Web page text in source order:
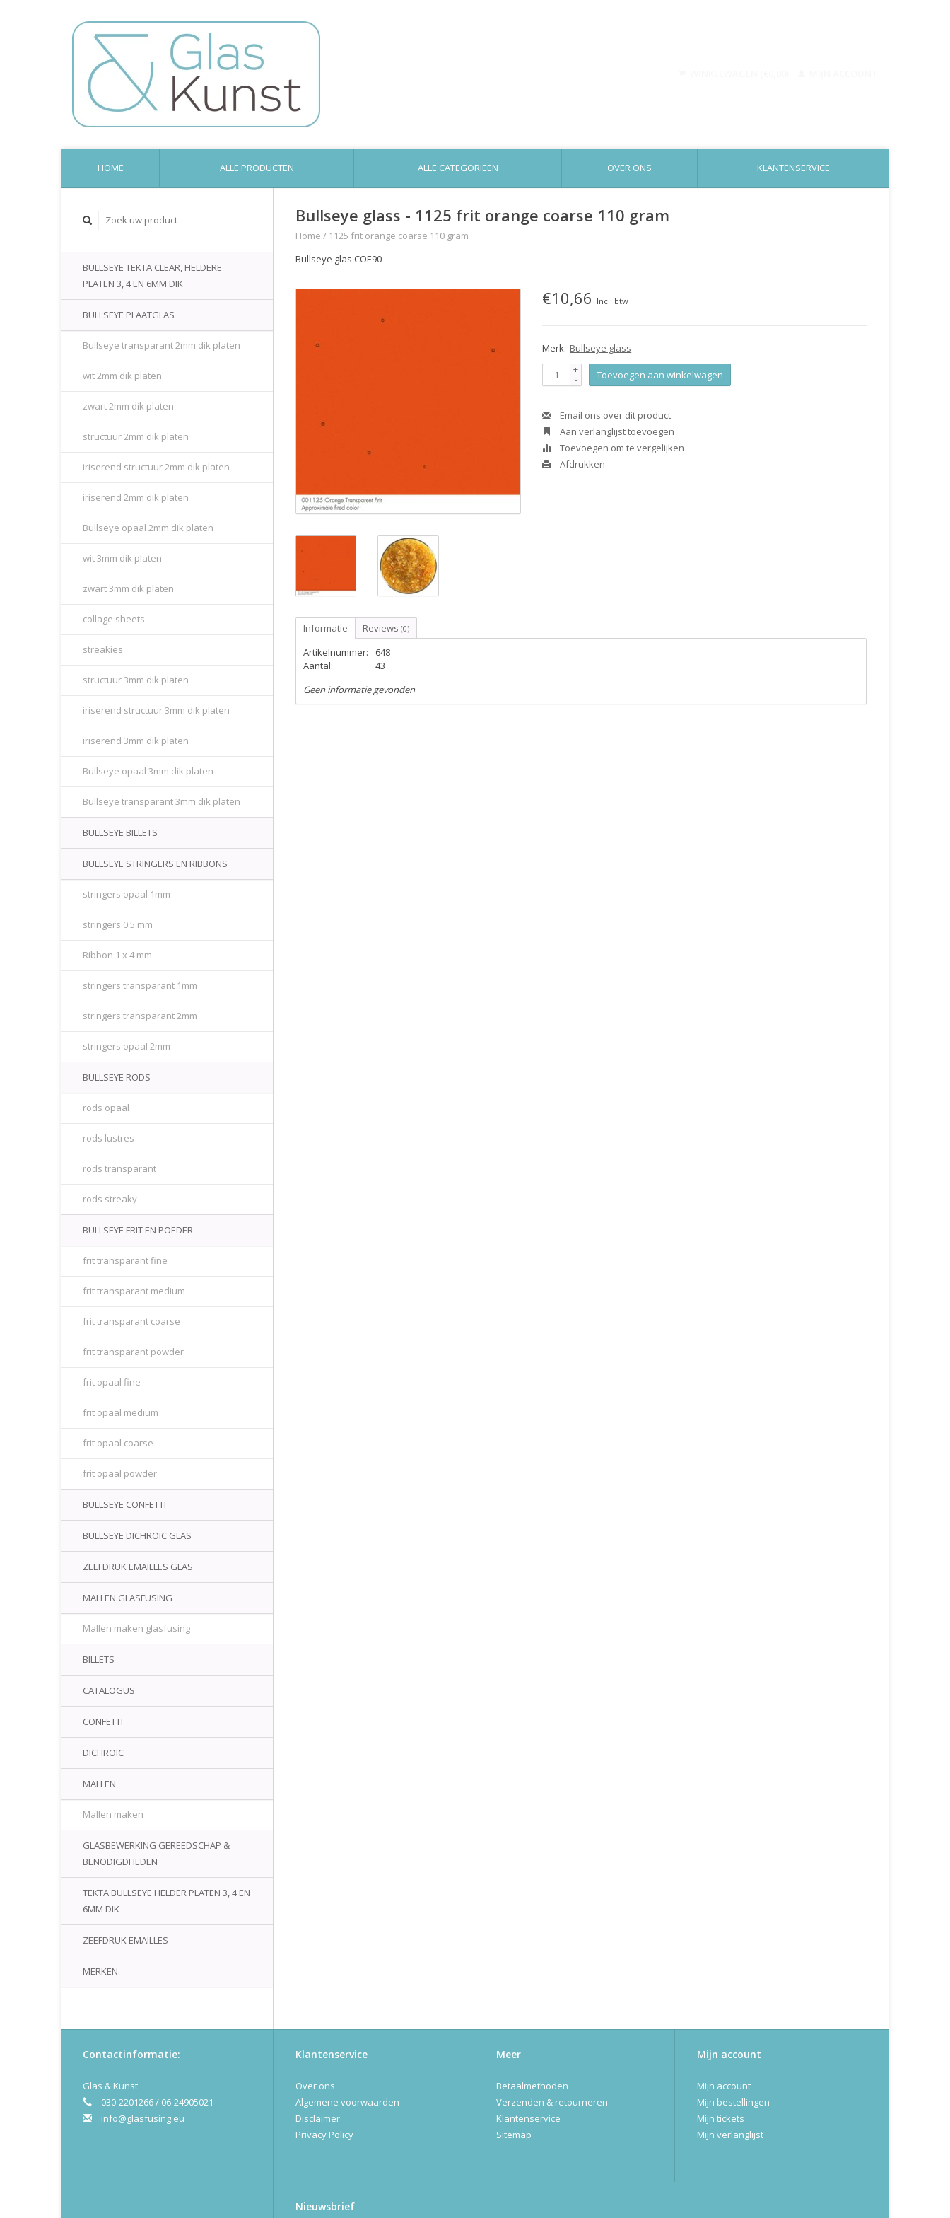
HOME ALLE PRODUCTEN ALLE CATEGORIEËN OVER ONS KLANTENSERVICE
BULLSEYE TEKTA CLEAR, HELDERE
PLATEN 3, 4 EN 6MM DIK
BULLSEYE PLAATGLAS
Bullseye transparant 2mm dik platen
wit 2mm dik platen
zwart 2mm dik platen
structuur 2mm dik platen
iriserend structuur 2mm dik platen
iriserend 2mm dik platen
Bullseye opaal 2mm dik platen
wit 3mm dik platen
zwart 3mm dik platen
collage sheets
streakies
structuur 3mm dik platen
iriserend structuur 3mm dik platen
iriserend 3mm dik platen
Bullseye opaal 3mm dik platen
Bullseye transparant 3mm dik platen
BULLSEYE BILLETS
BULLSEYE STRINGERS EN RIBBONS
stringers opaal 1mm
stringers 0.5 mm
Ribbon 1 x 4 mm
stringers transparant 1mm
stringers transparant 2mm
stringers opaal 2mm
BULLSEYE RODS
rods opaal
rods lustres
rods transparant
rods streaky
BULLSEYE FRIT EN POEDER
frit transparant fine
frit transparant medium
frit transparant coarse
frit transparant powder
frit opaal fine
frit opaal medium
frit opaal coarse
frit opaal powder
BULLSEYE CONFETTI
BULLSEYE DICHROIC GLAS
ZEEFDRUK EMAILLES GLAS
MALLEN GLASFUSING
Mallen maken glasfusing
BILLETS
CATALOGUS
CONFETTI
DICHROIC
MALLEN
Mallen maken
GLASBEWERKING GEREEDSCHAP &
BENODIGDHEDEN
TEKTA BULLSEYE HELDER PLATEN 3, 4 EN
6MM DIK
ZEEFDRUK EMAILLES
MERKEN
Bullseye glass - 1125 frit orange coarse 110 gram
Home / 1125 frit orange coarse 110 gram
Bullseye glas COE90
€10,66 Incl. btw
Merk: Bullseye glass
+
- Toevoegen aan winkelwagen
Email ons over dit product
Aan verlanglijst toevoegen
Toevoegen om te vergelijken
Afdrukken
Informatie Reviews (0)
Artikelnummer:
648
Aantal:
43
Geen informatie gevonden
Contactinformatie:
Glas & Kunst
030-2201266 / 06-24905021
info@glasfusing.eu
Klantenservice
Over ons
Algemene voorwaarden
Disclaimer
Privacy Policy
Meer
Betaalmethoden
Verzenden & retourneren
Klantenservice
Sitemap
Mijn account
Mijn account
Mijn bestellingen
Mijn tickets
Mijn verlanglijst
Nieuwsbrief